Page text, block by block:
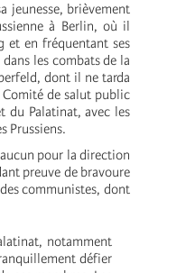
jeunesse, brièvement
à Berlin, où il
et en fréquentant ses
les combats de la
dont il ne tarda
Comité de salut public
du Palatinat, avec les
Prussiens.
pour la direction
preuve de bravoure
communistes, dont
notamment
défier